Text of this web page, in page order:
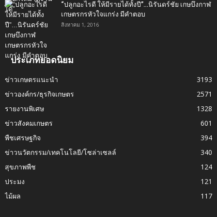
“ปลูกอะไรดี ให้มีรายได้ทั้งปี”…นิรันดร์ชัย เกษบึงกาฬ
เกษตรกรหัวใจแกร่ง มีคำตอบ
สิงหาคม 1, 2016
ประเภทยอดนิยม
ข่าวเกษตรแนะนำ
3193
ข่าวองค์กร/ธุรกิจเกษตร
2571
รายงานพิเศษ
1328
ข่าวสังคมเกษตร
601
พืชเศรษฐกิจ
394
ข่าวนวัตกรรม/เทคโนโลยี/โซล่าเซลล์
340
สุขภาพพืช
124
ประมง
121
ไม้ผล
117